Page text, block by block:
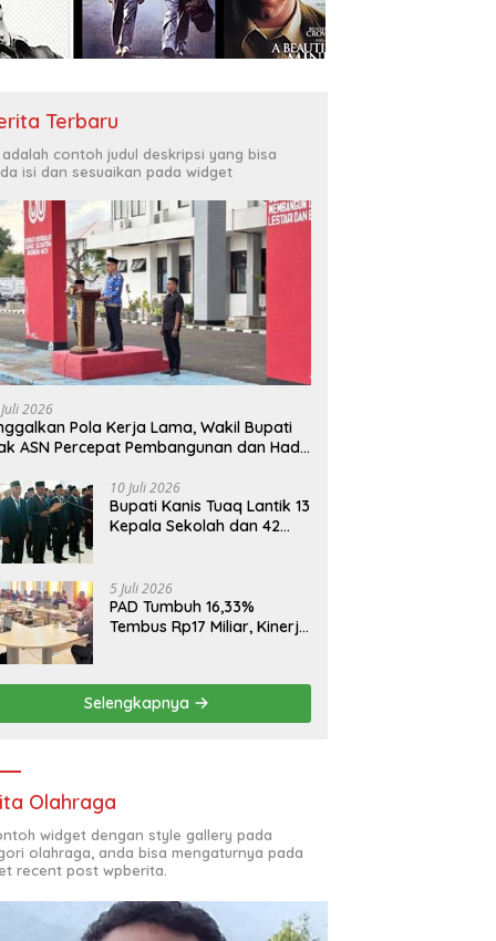
Terbaru
adalah contoh judul deskripsi yang bisa
isi dan sesuaikan pada widget
2026
Pola Kerja Lama, Wakil Bupati
ASN Percepat Pembangunan dan Hadir
10 Juli 2026
Bupati Kanis Tuaq Lantik 13
Kepala Sekolah dan 42
5 Juli 2026
PAD Tumbuh 16,33%
Tembus Rp17 Miliar, Kinerja
Selengkapnya
Olahraga
widget dengan style gallery pada
olahraga, anda bisa mengaturnya pada
recent post wpberita.